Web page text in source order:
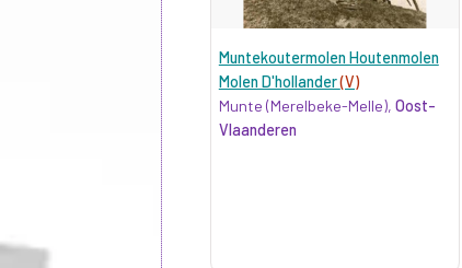
Muntekoutermolen Houtenmolen
Molen D'hollander(V)
Munte (Merelbeke-Melle), Oost-
Vlaanderen